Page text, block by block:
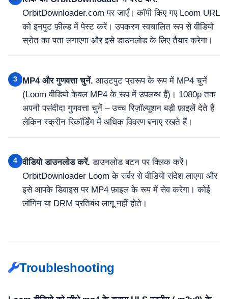
OrbitDownloader.com पर जाएँ। कॉपी किए गए Loom URL
को इनपुट फ़ील्ड में पेस्ट करें। उपकरण स्वचालित रूप से वीडियो
स्रोत का पता लगाएगा और इसे डाउनलोड के लिए तैयार करेगा।
3 MP4 और गुणवत्ता चुनें. आउटपुट प्रारूप के रूप में MP4 चुनें
(Loom वीडियो केवल MP4 के रूप में उपलब्ध हैं)। 1080p तक
अपनी पसंदीदा गुणवत्ता चुनें – उच्च रिज़ॉल्यूशन बड़ी फ़ाइलें देते हैं
लेकिन स्क्रीन रिकॉर्डिंग में अधिक विवरण बनाए रखते हैं।
4 वीडियो डाउनलोड करें. डाउनलोड बटन पर क्लिक करें।
OrbitDownloader Loom के सर्वर से वीडियो संदेश लाएगा और
इसे आपके डिवाइस पर MP4 फ़ाइल के रूप में सेव करेगा। कोई
लॉगिन या DRM प्रतिबंध लागू नहीं होते।
Troubleshooting